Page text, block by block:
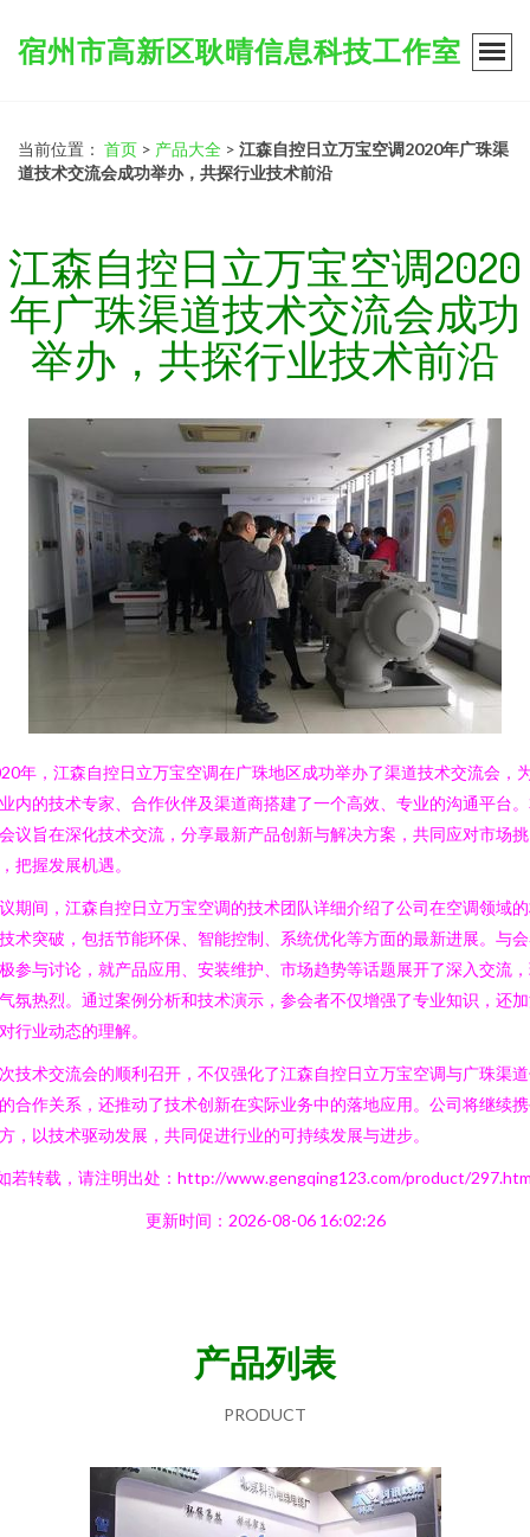
宿州市高新区耿晴信息科技工作室
当前位置： 首页 > 产品大全 > 江森自控日立万宝空调2020年广珠渠
道技术交流会成功举办，共探行业技术前沿
江森自控日立万宝空调2020
年广珠渠道技术交流会成功
举办，共探行业技术前沿
年，江森自控日立万宝空调在广珠地区成功举办了渠道技术交流会，
内的技术专家、合作伙伴及渠道商搭建了一个高效、专业的沟通平台
议旨在深化技术交流，分享最新产品创新与解决方案，共同应对市场挑
把握发展机遇。
期间，江森自控日立万宝空调的技术团队详细介绍了公司在空调领域
术突破，包括节能环保、智能控制、系统优化等方面的最新进展。与
参与讨论，就产品应用、安装维护、市场趋势等话题展开了深入交流
氛热烈。通过案例分析和技术演示，参会者不仅增强了专业知识，还
行业动态的理解。
技术交流会的顺利召开，不仅强化了江森自控日立万宝空调与广珠渠
合作关系，还推动了技术创新在实际业务中的落地应用。公司将继续
，以技术驱动发展，共同促进行业的可持续发展与进步。
若转载，请注明出处：http://www.gengqing123.com/product/
更新时间：2026-08-06 16:02:26
产品列表
PRODUCT